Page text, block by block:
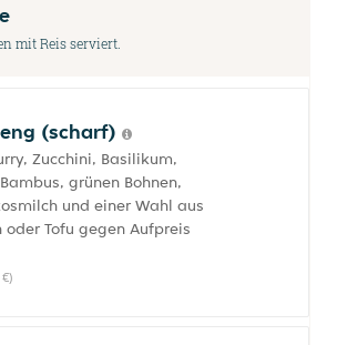
mit Reis serviert.
(scharf)
Zucchini, Basilikum,
grünen Bohnen,
und einer Wahl aus
oder Tofu gegen Aufpreis